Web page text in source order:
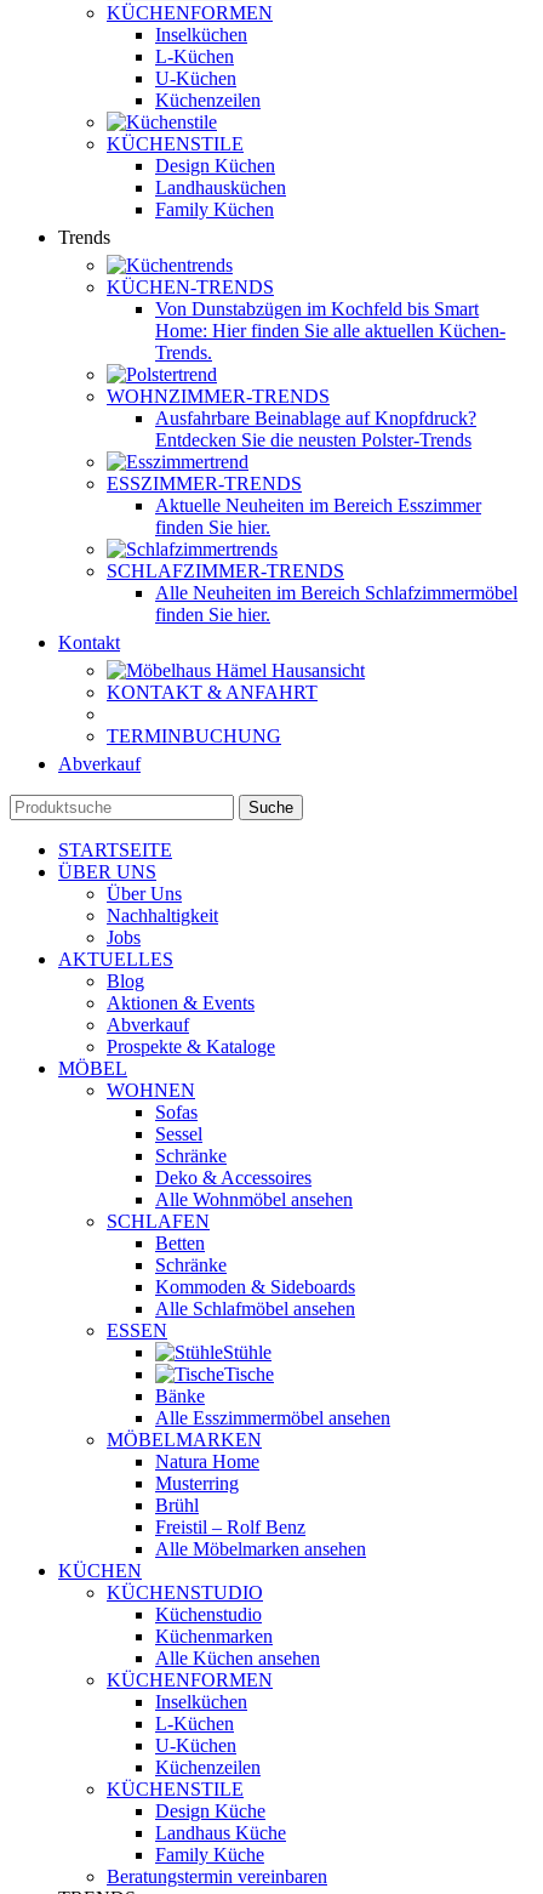
KÜCHENFORMEN
Inselküchen
L-Küchen
U-Küchen
Küchenzeilen
KÜCHENSTILE
Design Küchen
Landhausküchen
Family Küchen
Trends
KÜCHEN-TRENDS
Von Dunstabzügen im Kochfeld bis Smart
Home: Hier finden Sie alle aktuellen Küchen-
Trends.
WOHNZIMMER-TRENDS
Ausfahrbare Beinablage auf Knopfdruck?
Entdecken Sie die neusten Polster-Trends
ESSZIMMER-TRENDS
Aktuelle Neuheiten im Bereich Esszimmer
finden Sie hier.
SCHLAFZIMMER-TRENDS
Alle Neuheiten im Bereich Schlafzimmermöbel
finden Sie hier.
Kontakt
KONTAKT & ANFAHRT
TERMINBUCHUNG
Abverkauf
Suche
STARTSEITE
ÜBER UNS
Über Uns
Nachhaltigkeit
Jobs
AKTUELLES
Blog
Aktionen & Events
Abverkauf
Prospekte & Kataloge
MÖBEL
WOHNEN
Sofas
Sessel
Schränke
Deko & Accessoires
Alle Wohnmöbel ansehen
SCHLAFEN
Betten
Schränke
Kommoden & Sideboards
Alle Schlafmöbel ansehen
ESSEN
Stühle
Tische
Bänke
Alle Esszimmermöbel ansehen
MÖBELMARKEN
Natura Home
Musterring
Brühl
Freistil – Rolf Benz
Alle Möbelmarken ansehen
KÜCHEN
KÜCHENSTUDIO
Küchenstudio
Küchenmarken
Alle Küchen ansehen
KÜCHENFORMEN
Inselküchen
L-Küchen
U-Küchen
Küchenzeilen
KÜCHENSTILE
Design Küche
Landhaus Küche
Family Küche
Beratungstermin vereinbaren